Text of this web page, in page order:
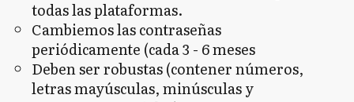
todas las plataformas.
Cambiemos las contraseñas
periódicamente (cada 3 - 6 meses
Deben ser robustas (contener números,
letras mayúsculas, minúsculas y